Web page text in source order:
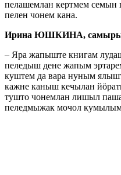
пелашемлан кертмем
пелен чонем кана.
Ирина ЮШКИНА,
– Яра жапыште книгам
пеледыш дене жапым
куштем да вара нуным
кажне каныш кечылан
тушто чонемлан лишыл
пеледмыжак мочол